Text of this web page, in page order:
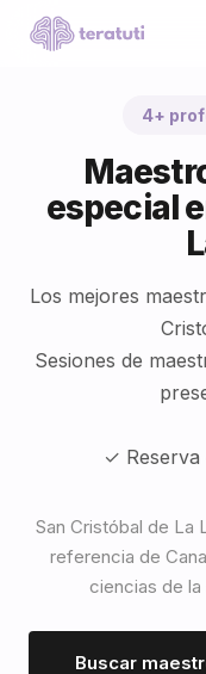
4+
especial
Los mejores
Sesiones de
✓ Reserva
San Cristóbal de La
referencia de
ciencias de la
Buscar